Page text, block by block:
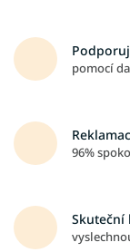
pomocí
96%
Skuteční